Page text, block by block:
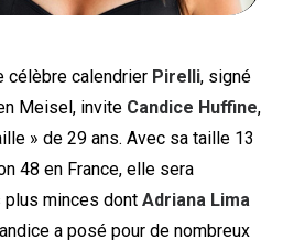
célèbre calendrier Pirelli, signé
Meisel, invite Candice Huffine,
» de 29 ans. Avec sa taille 13
48 en France, elle sera
plus minces dont Adriana Lima
a posé pour de nombreux